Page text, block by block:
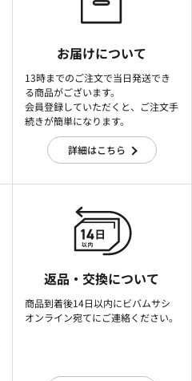
お届けについて
13時までのご注文で当日発送でき
る商品がございます。
会員登録していただくと、ご注文手
続きが簡単になります。
詳細はこちら
返品・交換について
商品到着後14日以内にビバムサシ
オンライン宛てにご連絡ください。